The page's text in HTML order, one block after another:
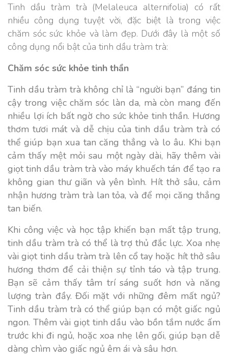
Tinh dầu tràm trà (Melaleuca alternifolia) có rất
nhiều công dụng tuyệt vời, đặc biệt là trong việc
chăm sóc sức khỏe và làm đẹp. Dưới đây là một số
công dụng nổi bật của tinh dầu tràm trà:
Chăm sóc sức khỏe tinh thần
Tinh dầu tràm trà không chỉ là “người bạn” đáng tin
cậy trong việc chăm sóc làn da, mà còn mang đến
nhiều lợi ích bất ngờ cho sức khỏe tinh thần. Hương
thơm tươi mát và dễ chịu của tinh dầu tràm trà có
thể giúp bạn xua tan căng thẳng và lo âu. Khi bạn
cảm thấy mệt mỏi sau một ngày dài, hãy thêm vài
giọt tinh dầu tràm trà vào máy khuếch tán để tạo ra
không gian thư giãn và yên bình. Hít thở sâu, cảm
nhận hương tràm trà lan tỏa, và để mọi căng thẳng
tan biến.
Khi công việc và học tập khiến bạn mất tập trung,
tinh dầu tràm trà có thể là trợ thủ đắc lực. Xoa nhẹ
vài giọt tinh dầu tràm trà lên cổ tay hoặc hít thở sâu
hương thơm để cải thiện sự tỉnh táo và tập trung.
Bạn sẽ cảm thấy tâm trí sáng suốt hơn và năng
lượng tràn đầy. Đối mặt với những đêm mất ngủ?
Tinh dầu tràm trà có thể giúp bạn có một giấc ngủ
ngon. Thêm vài giọt tinh dầu vào bồn tắm nước ấm
trước khi đi ngủ, hoặc xoa nhẹ lên gối, giúp bạn dễ
dàng chìm vào giấc ngủ êm ái và sâu hơn.